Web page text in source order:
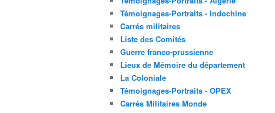
Témoignages-Portraits - Indochine
Carrés militaires
Liste des Comités
Guerre franco-prussienne
Lieux de Mémoire du département
La Coloniale
Témoignages-Portraits - OPEX
Carrés Militaires Monde